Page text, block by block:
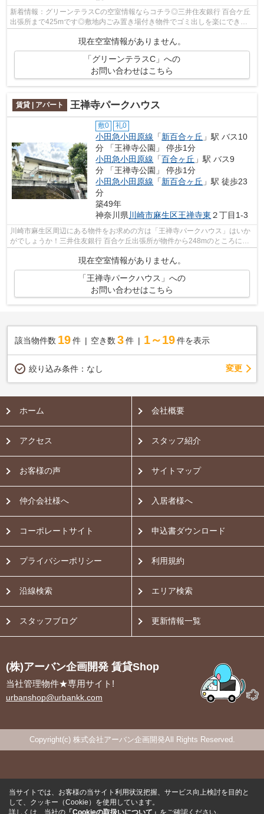
新着情報：グリーンテラスCの空室情報ならコチラ◎三井住友銀行 百合ケ丘
出張所まで425mです◎敷地内ごみ置き場付き物件でゴミ出しを楽にできま
現在空室情報がありません。
「グリーンテラスC」への
お問い合わせはこちら
賃貸 | アパート 王禅寺パークハウス
敷0 礼0
小田急小田原線 「新百合ヶ丘 」駅 バス10
分 「王禅寺公園」 停歩1分
小田急小田原線 「百合ヶ丘 」駅 バス9
分 「王禅寺公園」 停歩1分
小田急小田原線 「新百合ヶ丘 」駅 徒歩23
分
築49年
神奈川県 川崎市麻生区王禅寺東 ２丁目1-3
川崎市麻生区周辺にある物件をお求めの方は「王禅寺パークハウス」はいか
がでしょうか！三井住友銀行 百合ケ丘出張所が物件から248mのところにあ
ります！使い勝手の良いアパートでイチ...
現在空室情報がありません。
「王禅寺パークハウス」への
お問い合わせはこちら
該当物件数 19件 空き数 3 件 1～19 件を表示
絞り込み条件： なし 変更
ホーム 会社概要
アクセス スタッフ紹介
お客様の声 サイトマップ
仲介会社様へ 入居者様へ
コーポレートサイト 申込書ダウンロード
プライバシーポリシー 利用規約
沿線検索 エリア検索
スタッフブログ 更新情報一覧
(株)アーバン企画開発 賃貸Shop
当社管理物件★専用サイト!
urbanshop@urbankk.com
Copyright(c) 株式会社アーバン企画開発All Rights Reserved.
当サイトでは、お客様の当サイト利用状況把握、サービス向上検討を目的と
して、クッキー（Cookie）を使用しています。
詳しくは、当社の 「Cookieの取扱いについて」 をご確認ください。